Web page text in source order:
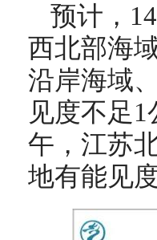
预计，
西北部海
沿岸海域
见度不足
午，江苏
地有能见